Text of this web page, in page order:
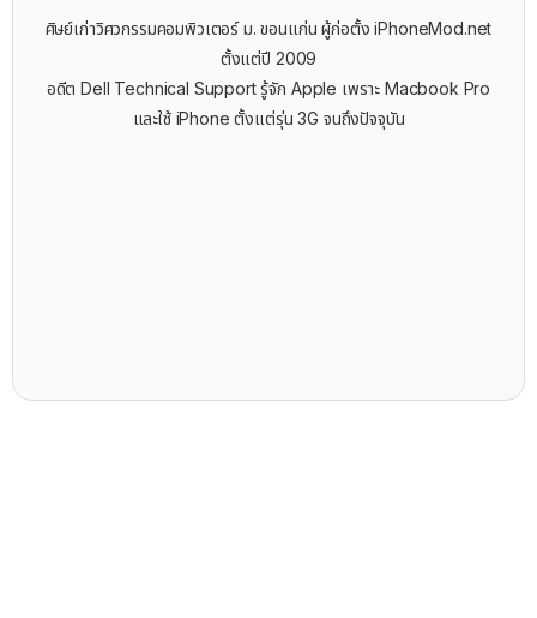
ศิษย์เก่าวิศวกรรมคอมพิวเตอร์ ม. ขอนแก่น ผู้ก่อตั้ง iPhoneMod.net
ตั้งแต่ปี 2009
อดีต Dell Technical Support รู้จัก ​Apple เพราะ Macbook Pro
และใช้ iPhone ตั้งแต่รุ่น 3G จนถึงปัจจุบัน